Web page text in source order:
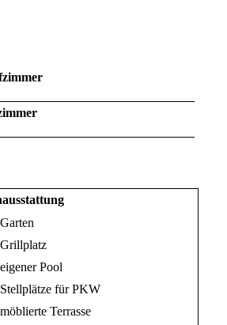
Garten
Grillplatz
eigener Pool
Stellplätze für PKW
möblierte Terrasse